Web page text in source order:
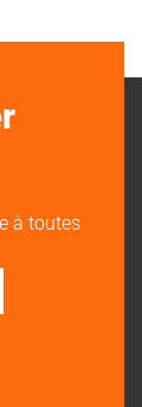
à toutes